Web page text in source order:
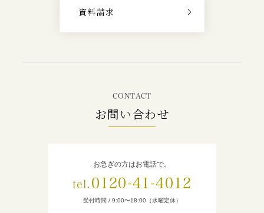
資料請求
CONTACT
お問い合わせ
お急ぎの方はお電話で。
tel. 0120-41-4012
受付時間 / 9:00〜18:00（水曜定休）